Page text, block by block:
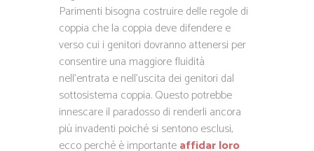
Parimenti bisogna costruire delle regole di
coppia che la coppia deve difendere e
verso cui i genitori dovranno attenersi per
consentire una maggiore fluidità
nell’entrata e nell’uscita dei genitori dal
sottosistema coppia. Questo potrebbe
innescare il paradosso di renderli ancora
più invadenti poiché si sentono esclusi,
ecco perché è importanteaffidar loro